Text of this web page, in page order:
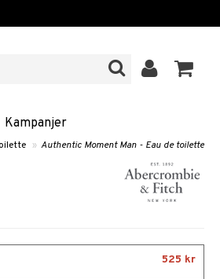
Kampanjer
» Authentic Moment Man - Eau de toilette
525 kr